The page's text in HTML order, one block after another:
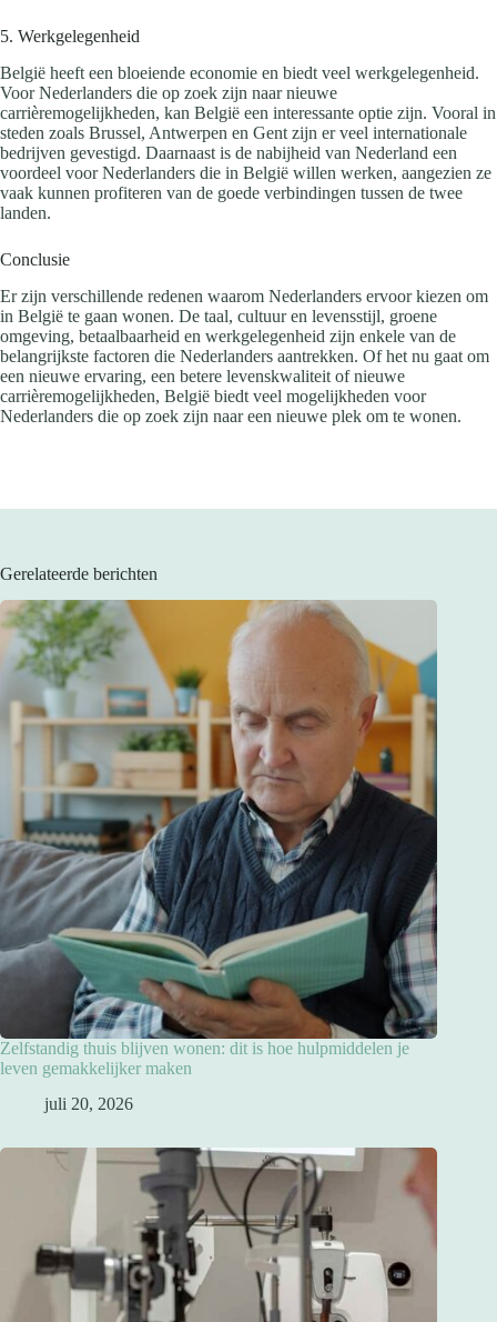
5. Werkgelegenheid
België heeft een bloeiende economie en biedt veel werkgelegenheid.
Voor Nederlanders die op zoek zijn naar nieuwe
carrièremogelijkheden, kan België een interessante optie zijn. Vooral in
steden zoals Brussel, Antwerpen en Gent zijn er veel internationale
bedrijven gevestigd. Daarnaast is de nabijheid van Nederland een
voordeel voor Nederlanders die in België willen werken, aangezien ze
vaak kunnen profiteren van de goede verbindingen tussen de twee
landen.
Conclusie
Er zijn verschillende redenen waarom Nederlanders ervoor kiezen om
in België te gaan wonen. De taal, cultuur en levensstijl, groene
omgeving, betaalbaarheid en werkgelegenheid zijn enkele van de
belangrijkste factoren die Nederlanders aantrekken. Of het nu gaat om
een nieuwe ervaring, een betere levenskwaliteit of nieuwe
carrièremogelijkheden, België biedt veel mogelijkheden voor
Nederlanders die op zoek zijn naar een nieuwe plek om te wonen.
Gerelateerde berichten
Zelfstandig thuis blijven wonen: dit is hoe hulpmiddelen je
leven gemakkelijker maken
juli 20, 2026